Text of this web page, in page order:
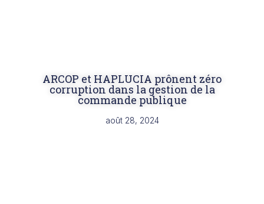
ARCOP et HAPLUCIA prônent zéro
corruption dans la gestion de la
commande publique
août 28, 2024